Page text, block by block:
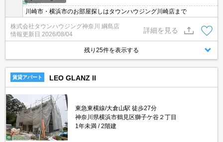
川崎市・横浜市のお部屋探しはタウンハウジング川崎店まで
株式会社タウンハウジング神奈川 綱島店
情報更新日 2026/08/04
詳細を見る
残り25件を表示する
賃貸アパート LEO GLANZ II
東急東横線/大倉山駅 徒歩27分
神奈川県横浜市鶴見区獅子ケ谷２丁目
1年未満
2階建